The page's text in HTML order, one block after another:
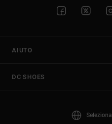
AIUTO
DC SHOES